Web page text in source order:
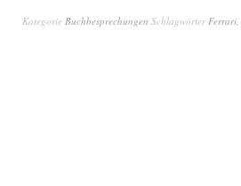
Kategorie Buchbesprechungen SchlagwörterFerrari,